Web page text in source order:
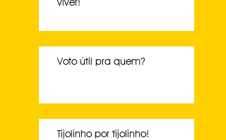
Voto útil pra quem?
Tijolinho por tijolinho!